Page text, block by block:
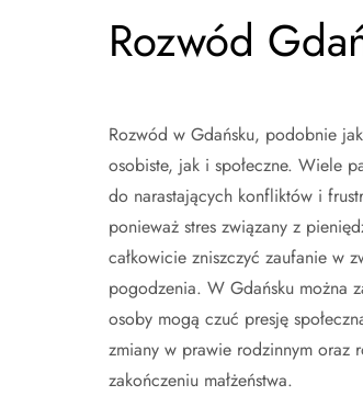
Rozwód
Rozwód w Gdańsku, podobnie
osobiste, jak i społeczne. Wiele
do narastających konfliktów i
ponieważ stres związany z
całkowicie zniszczyć zaufanie w
pogodzenia. W Gdańsku można
osoby mogą czuć presję
zmiany w prawie rodzinnym oraz
zakończeniu małżeństwa.